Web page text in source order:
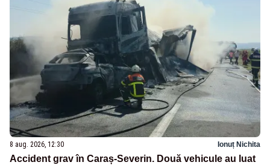
8 aug. 2026, 12:30 Ionuț Nichita
Accident grav în Caraș-Severin. Două vehicule au luat